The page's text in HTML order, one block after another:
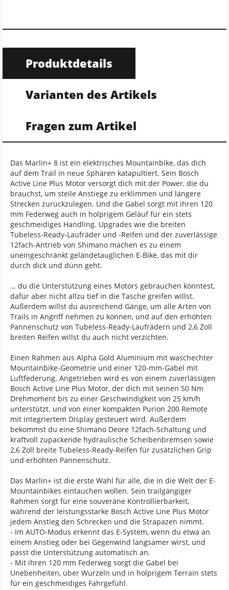
Produktdetails
Varianten des Artikels
Fragen zum Artikel
Das Marlin+ 8 ist ein elektrisches Mountainbike, das dich
auf dem Trail in neue Sphären katapultiert. Sein Bosch
Active Line Plus Motor versorgt dich mit der Power, die du
brauchst, um steile Anstiege zu erklimmen und längere
Strecken zurückzulegen. Und die Gabel sorgt mit ihren 120
mm Federweg auch in holprigem Geläuf für ein stets
geschmeidiges Handling. Upgrades wie die breiten
Tubeless-Ready-Laufräder und -Reifen und der zuverlässige
12fach-Antrieb von Shimano machen es zu einem
uneingeschränkt geländetauglichen E-Bike, das mit dir
durch dick und dünn geht.
… du die Unterstützung eines Motors gebrauchen könntest,
dafür aber nicht allzu tief in die Tasche greifen willst.
Außerdem willst du ausreichend Gänge, um alle Arten von
Trails in Angriff nehmen zu können, und auf den erhöhten
Pannenschutz von Tubeless-Ready-Laufrädern und 2,6 Zoll
breiten Reifen willst du auch nicht verzichten.
Einen Rahmen aus Alpha Gold Aluminium mit waschechter
Mountainbike-Geometrie und einer 120-mm-Gabel mit
Luftfederung. Angetrieben wird es von einem zuverlässigen
Bosch Active Line Plus Motor, der dich mit seinen 50 Nm
Drehmoment bis zu einer Geschwindigkeit von 25 km/h
unterstützt. und von einer kompakten Purion 200 Remote
mit integriertem Display gesteuert wird. Außerdem
bekommst du eine Shimano Deore 12fach-Schaltung und
kraftvoll zupackende hydraulische Scheibenbremsen sowie
2,6 Zoll breite Tubeless-Ready-Reifen für zusätzlichen Grip
und erhöhten Pannenschutz.
Das Marlin+ ist die erste Wahl für alle, die in die Welt der E-
Mountainbikes eintauchen wollen. Sein trailgängiger
Rahmen sorgt für eine souveräne Kontrollierbarkeit,
während der leistungsstarke Bosch Active Line Plus Motor
jedem Anstieg den Schrecken und die Strapazen nimmt.
- Im AUTO-Modus erkennt das E-System, wenn du etwa an
einem Anstieg oder bei Gegenwind langsamer wirst, und
passt die Unterstützung automatisch an.
- Mit ihren 120 mm Federweg sorgt die Gabel bei
Unebenheiten, über Wurzeln und in holprigem Terrain stets
für ein geschmeidiges Fahrgefühl.